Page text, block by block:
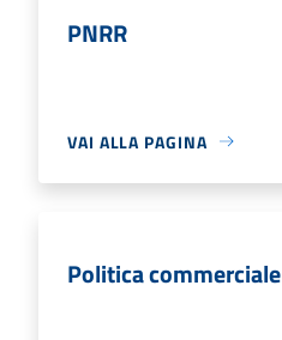
PNRR
VAI ALLA PAGINA
Politica commerciale